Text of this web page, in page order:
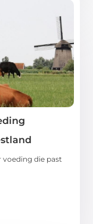
voeding die past